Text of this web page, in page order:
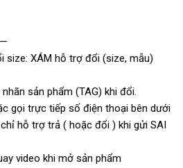
size: XÁM hỗ trợ đổi (size, mẫu)
sản phẩm (TAG) khi đổi.
gọi trực tiếp số điện thoại bên dưới
hỗ trợ trả ( hoặc đổi ) khi gửi SAI
video khi mở sản phẩm